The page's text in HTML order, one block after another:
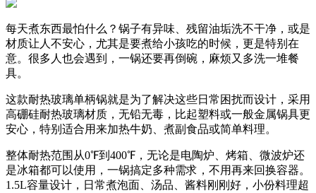
每天煮东西最怕什么？锅子有异味、残留油垢洗不干净，或是
材质让人不安心，尤其是要煮给小孩吃的时候，更是特别在
意。很多人也会遇到，一锅还要再倒碗，麻烦又多洗一堆餐
具。
这款耐热玻璃单柄锅就是为了解决这些日常困扰而设计，采用
高硼硅耐热玻璃材质，无铅无毒，比起塑料或一般金属锅具更
安心，特别适合用来加热牛奶、煮副食品或简单料理。
整体耐热范围从0℉到400℉，无论是电陶炉、烤箱、微波炉还
是冰箱都可以使用，一锅搞定多种需求，不用再来回换容器。
1.5L容量设计，日常煮泡面、汤品、酱料刚刚好，小份料理超